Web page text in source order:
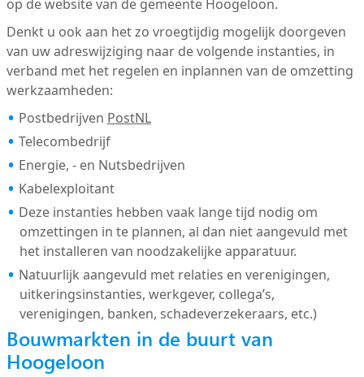
op de website van de gemeente Hoogeloon.
Denkt u ook aan het zo vroegtijdig mogelijk doorgeven
van uw adreswijziging naar de volgende instanties, in
verband met het regelen en inplannen van de omzetting
werkzaamheden:
Postbedrijven PostNL
Telecombedrijf
Energie, - en Nutsbedrijven
Kabelexploitant
Deze instanties hebben vaak lange tijd nodig om
omzettingen in te plannen, al dan niet aangevuld met
het installeren van noodzakelijke apparatuur.
Natuurlijk aangevuld met relaties en verenigingen,
uitkeringsinstanties, werkgever, collega’s,
verenigingen, banken, schadeverzekeraars, etc.)
Bouwmarkten in de buurt van
Hoogeloon